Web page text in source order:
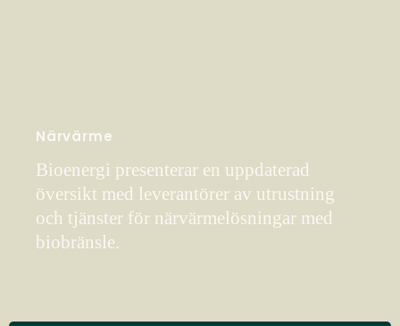
Närvärme
Bioenergi presenterar en uppdaterad
översikt med leverantörer av utrustning
och tjänster för närvärmelösningar med
biobränsle.